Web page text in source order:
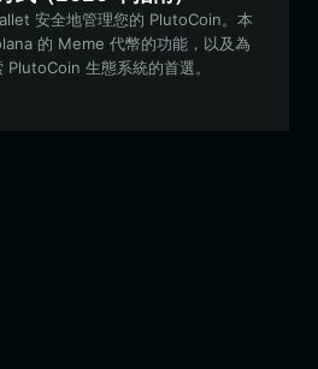
安全地管理您的 PlutoCoin。本
的 Meme 代幣的功能，以及為
生態系統的首選。